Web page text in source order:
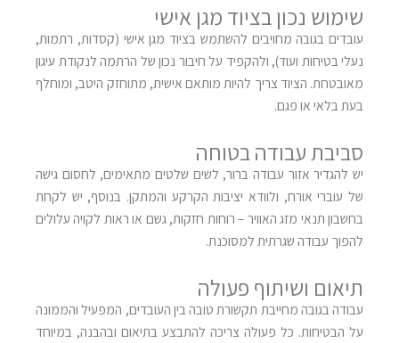
שימוש נכון בציוד מגן אישי
עובדים בגובה מחויבים להשתמש בציוד מגן אישי (קסדות, רתמות,
נעלי בטיחות ועוד), ולהקפיד על חיבור נכון של הרתמה לנקודת עיגון
מאובטחת. הציוד צריך להיות מותאם אישית, מתוחזק היטב, ומוחלף
בעת בלאי או פגם.
סביבת עבודה בטוחה
יש להגדיר אזור עבודה ברור, לשים שלטים מתאימים, לחסום גישה
של עוברי אורח, ולוודא יציבות הקרקע והמתקן. בנוסף, יש לקחת
בחשבון תנאי מזג האוויר – רוחות חזקות, גשם או ראות לקויה עלולים
להפוך עבודה שגרתית למסוכנת.
תיאום ושיתוף פעולה
עבודה בגובה מחייבת תקשורת טובה בין העובדים, המפעיל והממונה
על הבטיחות. כל פעולה צריכה להתבצע בתיאום ובהבנה, במיוחד